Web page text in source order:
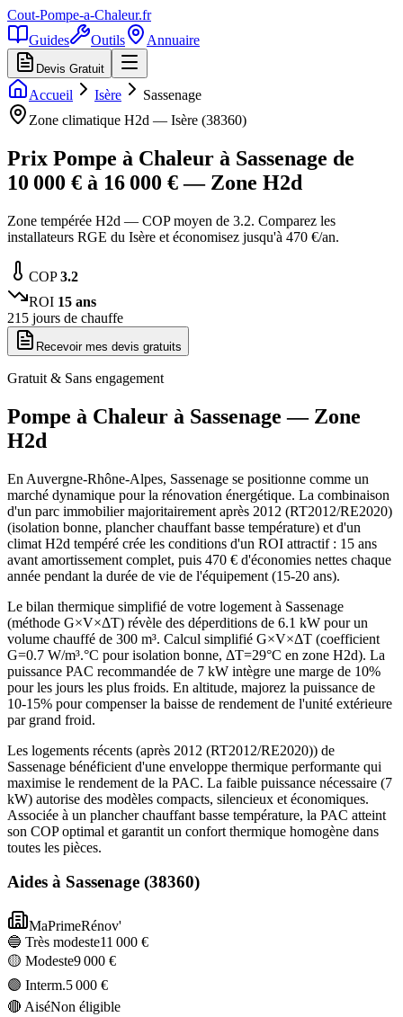
Cout-Pompe-a-Chaleur.fr
Guides
Outils Annuaire
Devis Gratuit
Accueil Isère
Sassenage
Zone climatique H2d — Isère (38360)
Prix Pompe à Chaleur à Sassenage de
10 000 € à 16 000 € — Zone H2d
Zone tempérée H2d — COP moyen de 3.2. Comparez les
installateurs RGE du Isère et économisez jusqu'à 470 €/an.
COP3.2
ROI 15 ans
215 jours de chauffe
Recevoir mes devis gratuits
Gratuit & Sans engagement
Pompe à Chaleur à Sassenage — Zone
H2d
En Auvergne-Rhône-Alpes, Sassenage se positionne comme un
marché dynamique pour la rénovation énergétique. La combinaison
d'un parc immobilier majoritairement après 2012 (RT2012/RE2020)
(isolation bonne, plancher chauffant basse température) et d'un
climat H2d tempéré crée les conditions d'un ROI attractif : 15 ans
avant amortissement complet, puis 470 € d'économies nettes chaque
année pendant la durée de vie de l'équipement (15-20 ans).
Le bilan thermique simplifié de votre logement à Sassenage
(méthode G×V×ΔT) révèle des déperditions de 6.1 kW pour un
volume chauffé de 300 m³. Calcul simplifié G×V×ΔT (coefficient
G=0.7 W/m³.°C pour isolation bonne, ΔT=29°C en zone H2d). La
puissance PAC recommandée de 7 kW intègre une marge de 10%
pour les jours les plus froids. En altitude, majorez la puissance de
10-15% pour compenser la baisse de rendement de l'unité extérieure
par grand froid.
Les logements récents (après 2012 (RT2012/RE2020)) de
Sassenage bénéficient d'une enveloppe thermique performante qui
maximise le rendement de la PAC. La faible puissance nécessaire (7
kW) autorise des modèles compacts, silencieux et économiques.
Associée à un plancher chauffant basse température, la PAC atteint
son COP optimal et garantit un confort thermique homogène dans
toutes les pièces.
Aides à Sassenage (38360)
MaPrimeRénov'
🔵 Très modeste11 000 €
🟡 Modeste9 000 €
🟣 Interm.5 000 €
🔴 AiséNon éligible